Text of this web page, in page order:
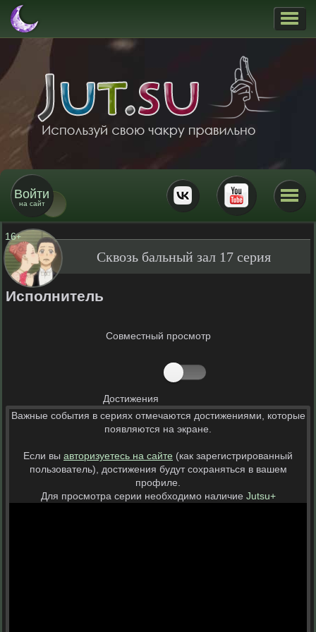
Войти
на сайт
16+
Сквозь бальный зал 17 серия
Исполнитель
Совместный просмотр
Достижения
Важные события в сериях отмечаются достижениями, которые
появляются на экране.
Если вы авторизуетесь на сайте (как зарегистрированный
пользователь), достижения будут сохраняться в вашем
профиле.
Для просмотра серии необходимо наличие Jutsu+